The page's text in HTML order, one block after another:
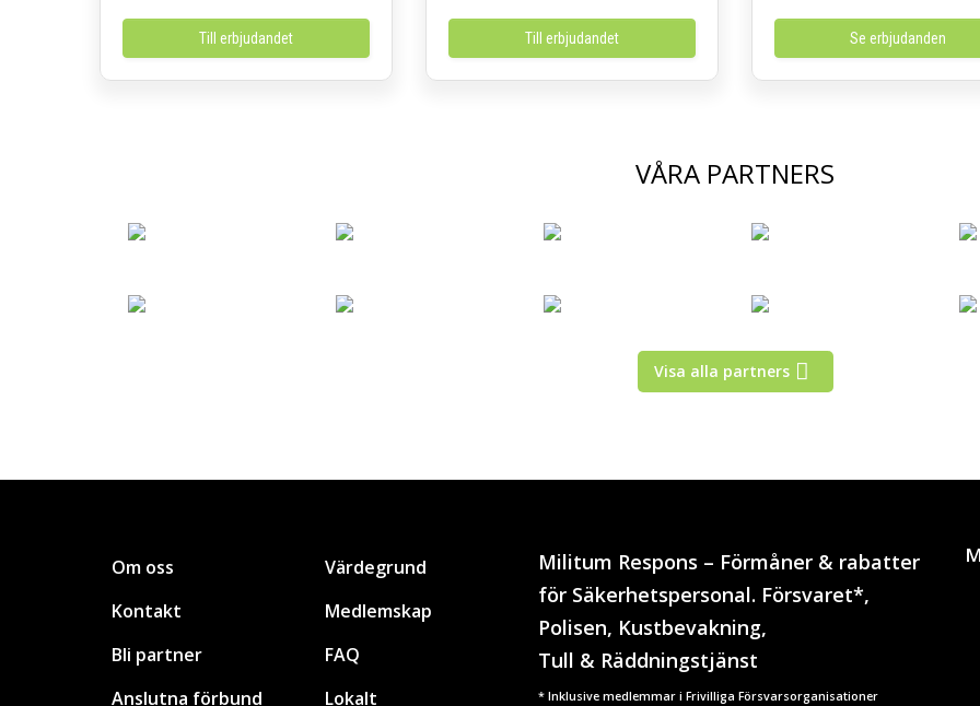
Till erbjudandet Till erbjudandet Se erbjudanden
VÅRA PARTNERS
Visa alla partners
Om oss
Kontakt
Bli partner
Anslutna förbund
Värdegrund
Medlemskap
FAQ
Lokalt
Militum Respons – Förmåner & rabatter
för Säkerhetspersonal. Försvaret*,
Polisen, Kustbevakning,
Tull & Räddningstjänst
* Inklusive medlemmar i Frivilliga Försvarsorganisationer